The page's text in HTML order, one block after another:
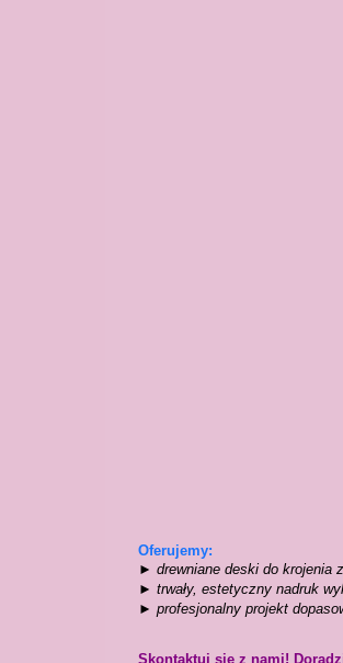
Oferujemy:
► drewniane deski do krojenia
► trwały, estetyczny nadruk
► profesjonalny projekt
Skontaktuj się z nami!